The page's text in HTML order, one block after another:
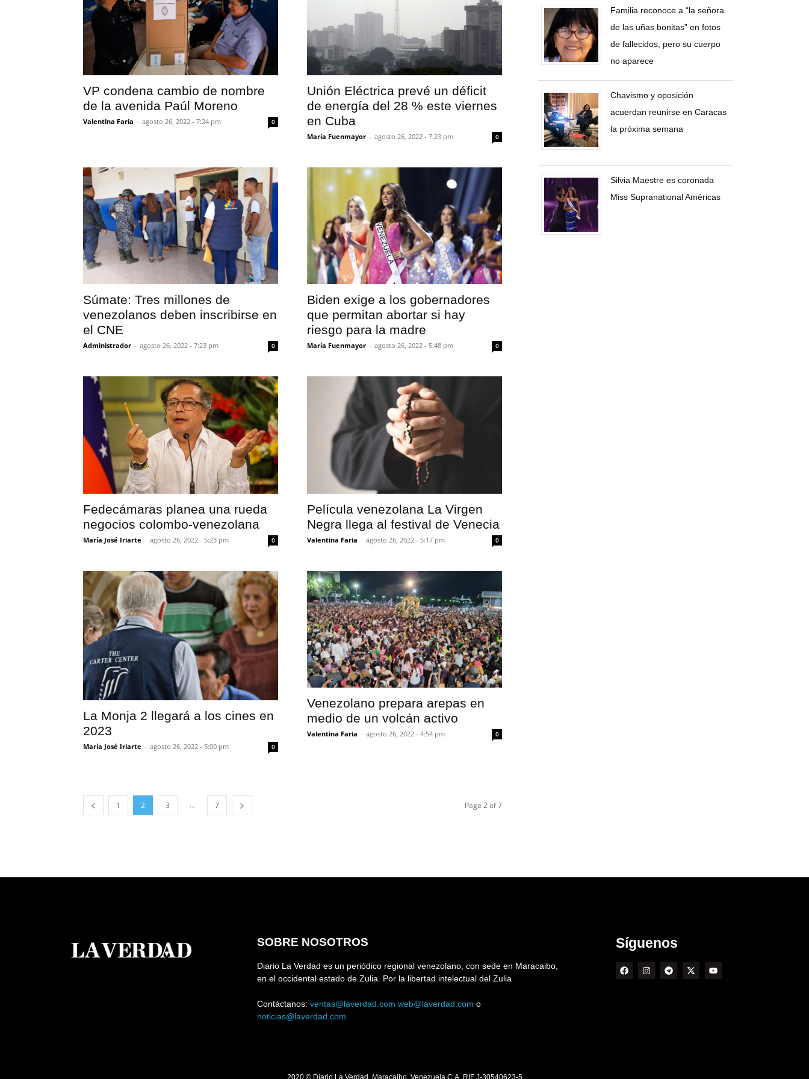
VP condena cambio de nombre
de la avenida Paúl Moreno
Valentina Faria - agosto 26, 2022 - 7:24 pm 0
Unión Eléctrica prevé un déficit
de energía del 28 % este viernes
en Cuba
María Fuenmayor - agosto 26, 2022 - 7:23 pm 0
Súmate: Tres millones de
venezolanos deben inscribirse en
el CNE
Administrador - agosto 26, 2022 - 7:23 pm 0
Biden exige a los gobernadores
que permitan abortar si hay
riesgo para la madre
María Fuenmayor - agosto 26, 2022 - 5:48 pm 0
Fedecámaras planea una rueda
negocios colombo-venezolana
María José Iriarte - agosto 26, 2022 - 5:23 pm 0
Película venezolana La Virgen
Negra llega al festival de Venecia
Valentina Faria - agosto 26, 2022 - 5:17 pm 0
La Monja 2 llegará a los cines en
2023
María José Iriarte - agosto 26, 2022 - 5:00 pm 0
Venezolano prepara arepas en
medio de un volcán activo
Valentina Faria - agosto 26, 2022 - 4:54 pm 0
1 2 3 ... 7 Page 2 of 7
Familia reconoce a “la señora
de las uñas bonitas” en fotos
de fallecidos, pero su cuerpo
no aparece
Chavismo y oposición
acuerdan reunirse en Caracas
la próxima semana
Silvia Maestre es coronada
Miss Supranational Américas
SOBRE NOSOTROS
Diario La Verdad es un periódico regional venezolano, con sede en Maracaibo,
en el occidental estado de Zulia. Por la libertad intelectual del Zulia
Contáctanos: ventas@laverdad.com web@laverdad.com o
noticias@laverdad.com
Síguenos
2020 © Diario La Verdad. Maracaibo. Venezuela C.A. RIF J-30540623-5